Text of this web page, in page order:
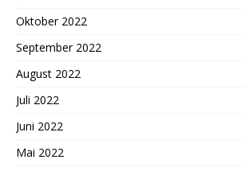
Oktober 2022
September 2022
August 2022
Juli 2022
Juni 2022
Mai 2022